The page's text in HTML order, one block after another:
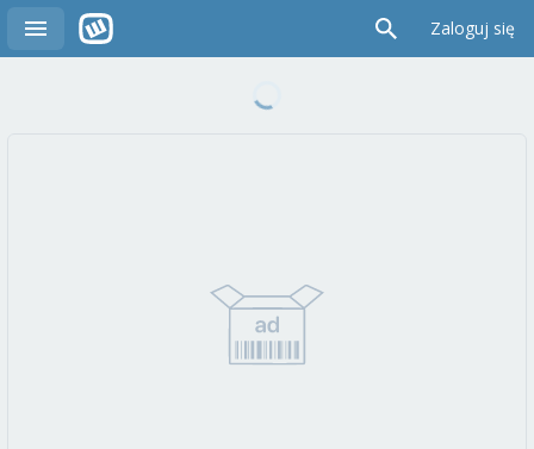
Zaloguj się